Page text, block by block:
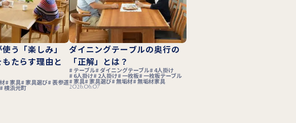
う「楽しみ」
たらす理由と
家具 家具選び 表参道
横浜元町
ダイニングテーブルの奥行の
「正解」とは？
テーブル ダイニングテーブル 4人掛け
6人掛け 2人掛け 一枚板 一枚板テーブル
家具 家具選び 無垢材 無垢材家具
2026.06.07